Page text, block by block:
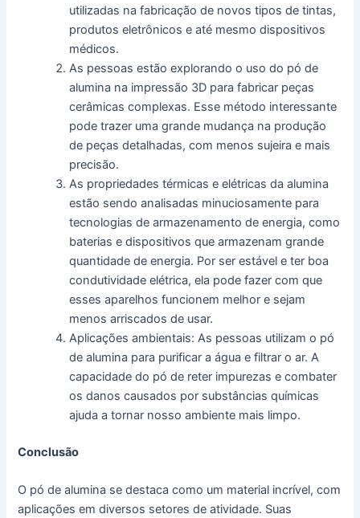
utilizadas na fabricação de novos tipos de tintas,
produtos eletrônicos e até mesmo dispositivos
médicos.
As pessoas estão explorando o uso do pó de
alumina na impressão 3D para fabricar peças
cerâmicas complexas. Esse método interessante
pode trazer uma grande mudança na produção
de peças detalhadas, com menos sujeira e mais
precisão.
As propriedades térmicas e elétricas da alumina
estão sendo analisadas minuciosamente para
tecnologias de armazenamento de energia, como
baterias e dispositivos que armazenam grande
quantidade de energia. Por ser estável e ter boa
condutividade elétrica, ela pode fazer com que
esses aparelhos funcionem melhor e sejam
menos arriscados de usar.
Aplicações ambientais: As pessoas utilizam o pó
de alumina para purificar a água e filtrar o ar. A
capacidade do pó de reter impurezas e combater
os danos causados por substâncias químicas
ajuda a tornar nosso ambiente mais limpo.
Conclusão
O pó de alumina se destaca como um material incrível, com
aplicações em diversos setores de atividade. Suas